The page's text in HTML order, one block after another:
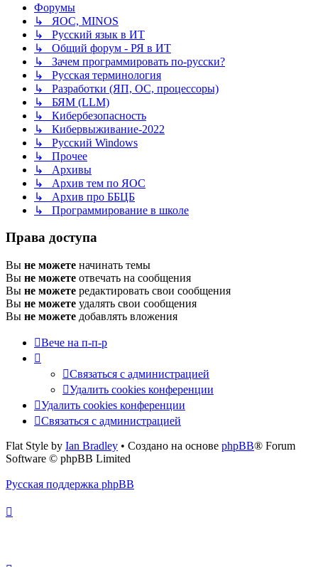
Форумы
↳ ЯОС, MINOS
↳ Русский язык в ИТ
↳ Общий форум - РЯ в ИТ
↳ Зачем программировать по-русски?
↳ Русская терминология
↳ Разработки (ЯП, ОС, процессоры)
↳ БЯМ (LLM)
↳ Кибербезопасность
↳ Кибервыживание-2022
↳ Русский Windows
↳ Прочее
↳ Архивы
↳ Архив тем по ЯОС
↳ Архив про ББЦБ
↳ Программирование в школе
Права доступа
Вы не можете начинать темы
Вы не можете отвечать на сообщения
Вы не можете редактировать свои сообщения
Вы не можете удалять свои сообщения
Вы не можете добавлять вложения
Вече на п-п-р
Связаться с администрацией
Удалить cookies конференции
Удалить cookies конференции
Связаться с администрацией
Flat Style by Ian Bradley • Создано на основе phpBB® Forum
Software © phpBB Limited
Русская поддержка phpBB